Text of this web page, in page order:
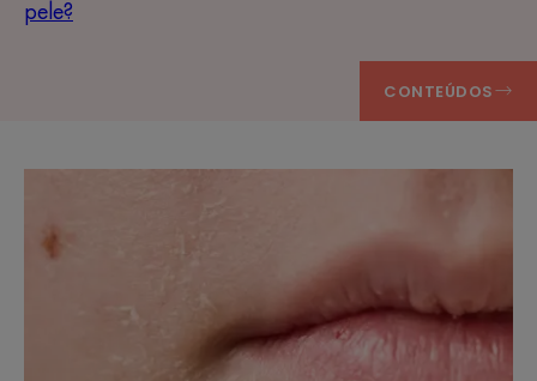
pele?
CONTEÚDOS